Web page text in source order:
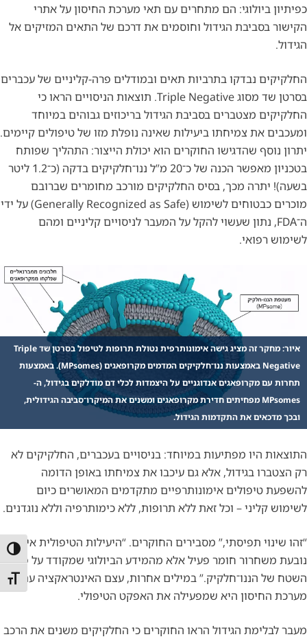
מתג
כפיתיון ביולוגי: הם מתחרים עם תאי מערכת החיסון על אתרי
הקישור בסביבת הגידול וחוסמים את דרכם של התאים המזיקים אל
הגידול.
החלקיקים נבדקו בתרביות תאים ובמודלים פרה-קליניים של עכברים
בסרטן שד מסוג Triple Negative. תוצאות הניסויים הראו כי
החלקיקים מצטברים בסביבת הגידול בריכוזים גבוהים במיוחד
ומעכבים את צמיחתו ביעילות שאינה נופלת מזו של טיפולים קיימים.
יתרון נוסף שהדגישו החוקרים הוא יכולת הייצור: התהליך שפותח
בטכניון מאפשר הכנה של כ־20 מ”ל ננו־חלקיקים בדקה (כ־1.2 ליטר
בשעה)! יתרה מכך, בסיס החלקיקים מורכב מחומרים שברובם
מוכרים כבטוחים לשימוש (‏Generally Recognized as Safe) על ידי
ה־FDA, נתון שעשוי להקל על המעבר לניסויים קליניים ומהם
לשימוש רפואי.
איור: מחקר זה מציג גישה אימונותרפית נטולת תרופות לטיפול בסרטן שד Triple
Negative באמצעות ננו־חלקיקים המדמים מקרופאגים (MPsomes). באמצעות
תחרות עם מקרופאגים אנדוגניים על היצמדות לכלי דם מודלקים בגידול, ה-
MPsomes מפחיתים חדירת מקרופאגים ומשנים את המיקרו־סביבה הגידולית,
ובכך מדכאים את התקדמות הגידול.
התוצאות היו מפתיעות במיוחד: בניסויים בעכברים, החלקיקים לא
רק הצטברו בגידול, אלא גם עיכבו את צמיחתו באופן הדומה
להשפעת טיפולים אימונותרפיים מתקדמים המאושרים כיום
לשימוש קליני – וכל זאת ללא תרופות, ללא כימותרפיה וללא נוגדנים.
“זהו שינוי תפיסתי,” מסבירים החוקרים. “היעילות הטיפולית אינה
נובעת משחרור חומר פעיל אלא מהמידע הביולוגי שמקודד על פני
השטח של הננו־חלקיק.” במילים אחרות, עצם האינטראקציה עם
מערכת החיסון היא שמפעילה את האפקט הטיפולי.
מעבר לבלימת הגידול הראו החוקרים כי החלקיקים משנים את הרכב